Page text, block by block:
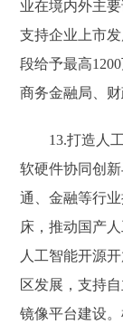
业在境内外主
支持企业上市
段给予最高
商务金融局、
13.打造人
软硬件协同创
通、金融等行
床，推动国产
人工智能开源
区发展，支持
镜像平台建设